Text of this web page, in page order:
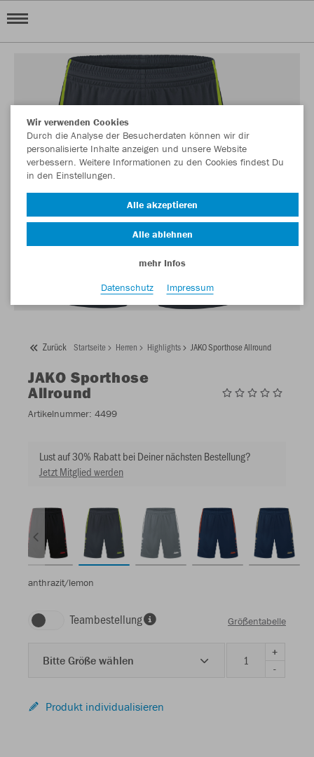
Zurück Startseite Herren Highlights JAKO Sporthose Allround
JAKO Sporthose
Allround
Artikelnummer: 4499
Lust auf 30% Rabatt bei Deiner nächsten Bestellung?
Jetzt Mitglied werden
anthrazit/lemon
Teambestellung Größentabelle
Bitte Größe wählen
+
-
Produkt individualisieren
Wir verwenden Cookies
Durch die Analyse der Besucherdaten können wir dir
personalisierte Inhalte anzeigen und unsere Website
verbessern. Weitere Informationen zu den Cookies findest Du
in den Einstellungen.
Alle akzeptieren
Alle ablehnen
mehr Infos
Datenschutz
Impressum